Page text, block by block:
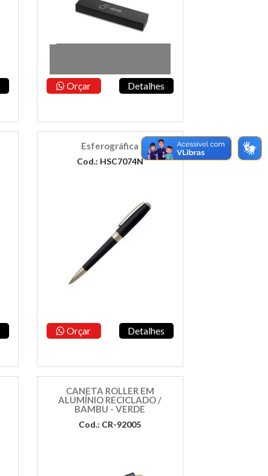
Orçar Detalhes
Esferográfica
Cod.: HSC7074N
Orçar Detalhes
CANETA ROLLER EM
ALUMÍNIO RECICLADO /
BAMBU - VERDE
Cod.: CR-92005